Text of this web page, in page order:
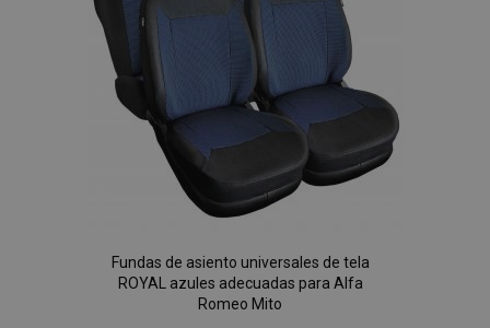
Deseos
Fundas de asiento universales de tela
ROYAL azules adecuadas para Alfa
Romeo Mito